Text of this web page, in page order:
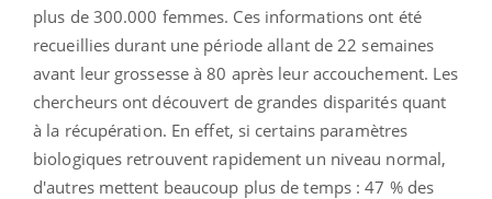
plus de 300.000 femmes. Ces informations ont été
recueillies durant une période allant de 22 semaines
avant leur grossesse à 80 après leur accouchement. Les
chercheurs ont découvert de grandes disparités quant
à la récupération. En effet, si certains paramètres
biologiques retrouvent rapidement un niveau normal,
d'autres mettent beaucoup plus de temps :47 % des